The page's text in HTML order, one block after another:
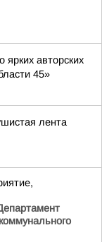
ярких авторских
45»
лента